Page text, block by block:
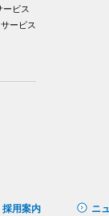
ビス
ービス
採用案内
ニ